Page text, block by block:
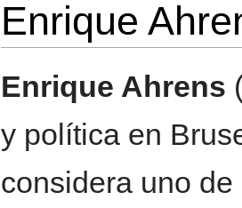
Enrique
Enrique Ahrens
y política en
considera uno